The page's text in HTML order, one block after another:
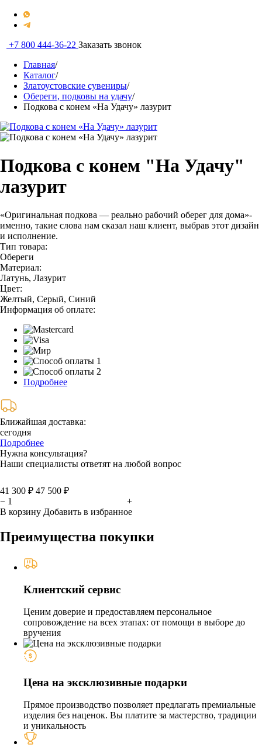
+7 800 444-36-22 Заказать звонок
Главная/
Каталог/
Златоустовские сувениры/
Обереги, подковы на удачу/
Подкова с конем «На Удачу» лазурит
Подкова с конем "На Удачу"
лазурит
«Оригинальная подкова — реально рабочий оберег для дома»-
именно, такие слова нам сказал наш клиент, выбрав этот дизайн
и исполнение.
Тип товара:
Обереги
Материал:
Латунь, Лазурит
Цвет:
Желтый, Серый, Синий
Информация об оплате:
Подробнее
Ближайшая доставка:
сегодня
Подробнее
Нужна консультация?
Наши специалисты ответят на любой вопрос
41 300 ₽ 47 500 ₽
−
+
В корзину Добавить в избранное
Преимущества покупки
Клиентский сервис
Ценим доверие и предоставляем персональное
сопровождение на всех этапах: от помощи в выборе до
вручения
Цена на эксклюзивные подарки
Прямое производство позволяет предлагать премиальные
изделия без наценок. Вы платите за мастерство, традиции
и уникальность